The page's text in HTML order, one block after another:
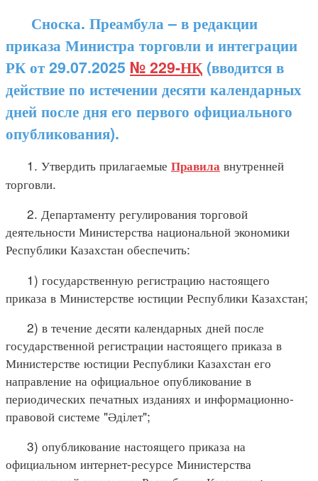
Сноска. Преамбула – в редакции
приказа Министра торговли и интеграции
РК от 29.07.2025 № 229-НҚ (вводится в
действие по истечении десяти календарных
дней после дня его первого официального
опубликования).
1. Утвердить прилагаемые Правила внутренней
торговли.
2. Департаменту регулирования торговой
деятельности Министерства национальной экономики
Республики Казахстан обеспечить:
1) государственную регистрацию настоящего
приказа в Министерстве юстиции Республики Казахстан;
2) в течение десяти календарных дней после
государственной регистрации настоящего приказа в
Министерстве юстиции Республики Казахстан его
направление на официальное опубликование в
периодических печатных изданиях и информационно-
правовой системе "Әділет";
3) опубликование настоящего приказа на
официальном интернет-ресурсе Министерства